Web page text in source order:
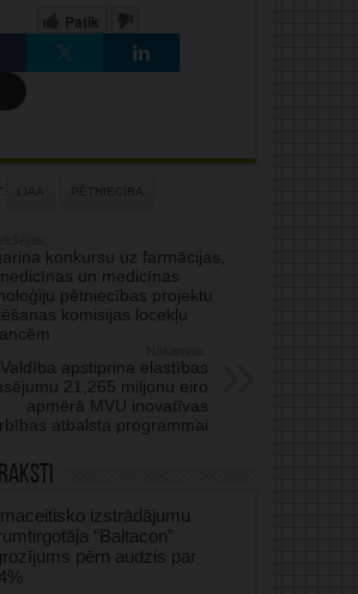
Patīk
LIAA PĒTNIECĪBA
konkursu uz farmācijas,
un medicīnas
pētniecības projektu
komisijas locekļu
Valdība apstiprina elastības
21,265 miljonu eiro
apmērā MVU inovatīvas
atbalsta programmai
izstrādājumu
“Baltacon”
pērn audzis par